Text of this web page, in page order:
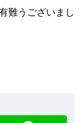
難うございまし